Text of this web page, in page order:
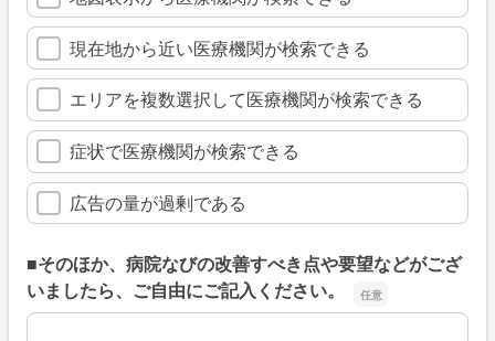
現在地から近い医療機関が検索できる
エリアを複数選択して医療機関が検索できる
症状で医療機関が検索できる
広告の量が過剰である
■そのほか、病院なびの改善すべき点や要望などがござ
いましたら、ご自由にご記入ください。
■そのほか、病院なびの改善すべき点や要望などがござい